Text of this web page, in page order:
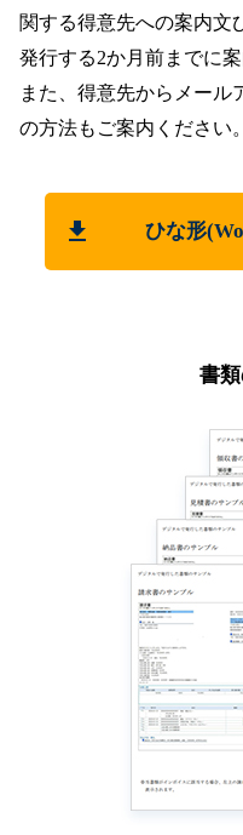
関する得意先への案内文
発行する2か月前までに
また、得意先からメール
の方法もご案内ください。
ひな形
書